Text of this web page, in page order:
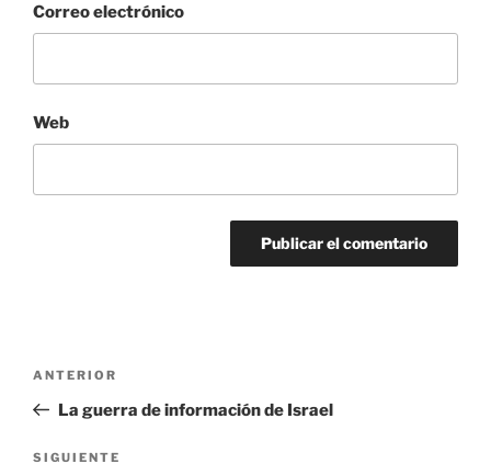
Correo electrónico
Web
entradas
Entrada
anterior:
ANTERIOR
La guerra de información de Israel
Siguiente
SIGUIENTE